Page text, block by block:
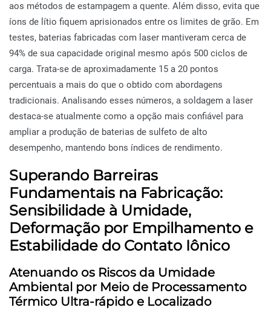
aos métodos de estampagem a quente. Além disso, evita que
íons de lítio fiquem aprisionados entre os limites de grão. Em
testes, baterias fabricadas com laser mantiveram cerca de
94% de sua capacidade original mesmo após 500 ciclos de
carga. Trata-se de aproximadamente 15 a 20 pontos
percentuais a mais do que o obtido com abordagens
tradicionais. Analisando esses números, a soldagem a laser
destaca-se atualmente como a opção mais confiável para
ampliar a produção de baterias de sulfeto de alto
desempenho, mantendo bons índices de rendimento.
Superando Barreiras
Fundamentais na Fabricação:
Sensibilidade à Umidade,
Deformação por Empilhamento e
Estabilidade do Contato Iônico
Atenuando os Riscos da Umidade
Ambiental por Meio de Processamento
Térmico Ultra-rápido e Localizado